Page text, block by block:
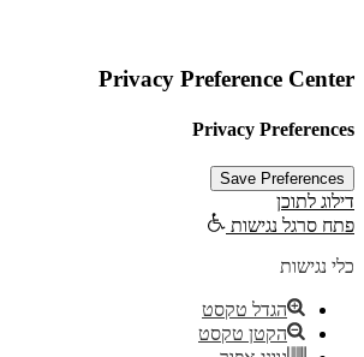
Privacy Preference Center
Privacy Preferences
דילוג לתוכן
פתח סרגל נגישות
כלי נגישות
הגדל טקסט
הקטן טקסט